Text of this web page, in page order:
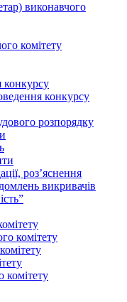
виконавчого
комітету
конкурсу
конкурсу
розпорядку
роз’яснення
викривачів
комітету
комітету